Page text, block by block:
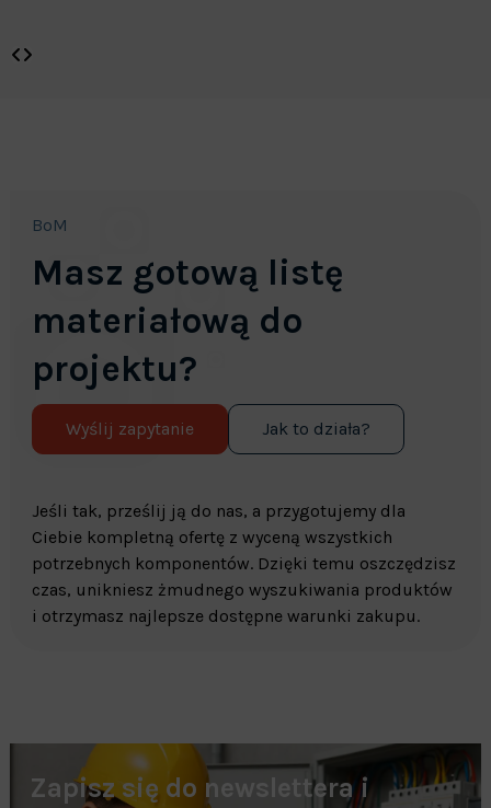
BoM
Masz gotową listę
materiałową do
projektu?
Wyślij zapytanie Jak to działa?
Jeśli tak, prześlij ją do nas, a przygotujemy dla
Ciebie kompletną ofertę z wyceną wszystkich
potrzebnych komponentów. Dzięki temu oszczędzisz
czas, unikniesz żmudnego wyszukiwania produktów
i otrzymasz najlepsze dostępne warunki zakupu.
Zapisz się do newslettera i